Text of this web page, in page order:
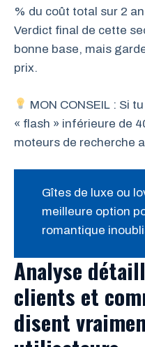
% du coût total sur 2
Verdict final de cette
bonne base, mais
prix.
MON CONSEIL : Si
« flash » inférieure de
moteurs de recherche
Gîtes de luxe ou
meilleure option
romantique
Analyse
clients et
disent